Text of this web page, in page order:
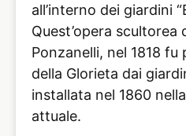
all’interno dei giardini
Quest’opera scultorea
Ponzanelli, nel 1818
della Glorieta dai
installata nel 1860
attuale.